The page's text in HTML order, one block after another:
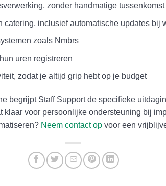
zonder handmatige tussenkomst
inclusief automatische updates bij
zoals Nmbrs
uren registreren
zodat je altijd grip hebt op je budget
begrijpt Staff Support de specifieke
voor persoonlijke ondersteuning bij
Neem contact opvoor een